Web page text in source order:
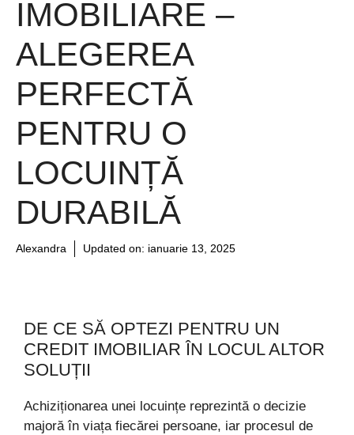
IMOBILIARE –
ALEGEREA
PERFECTĂ
PENTRU O
LOCUINȚĂ
DURABILĂ
Alexandra Updated on: ianuarie 13, 2025
DE CE SĂ OPTEZI PENTRU UN
CREDIT IMOBILIAR ÎN LOCUL ALTOR
SOLUȚII
Achiziționarea unei locuințe reprezintă o decizie
majoră în viața fiecărei persoane, iar procesul de